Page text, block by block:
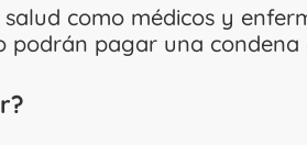
como médicos y
podrán pagar una condena